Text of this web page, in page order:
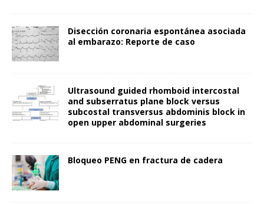
Disección coronaria espontánea asociada
al embarazo: Reporte de caso
Ultrasound guided rhomboid intercostal
and subserratus plane block versus
subcostal transversus abdominis block in
open upper abdominal surgeries
Bloqueo PENG en fractura de cadera